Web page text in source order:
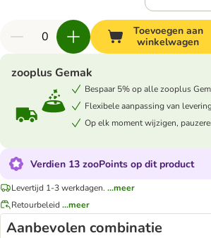
Toevoegen aan
winkelwagen
zooplus Gemak
Bespaar 5% op alle zooplus
Flexibele aanpassing van
Op elk moment wijzigen,
Verdien 13 zooPoints op dit product
Levertijd 1-3 werkdagen. ...meer
Retourbeleid ...meer
Aanbevolen combinatie